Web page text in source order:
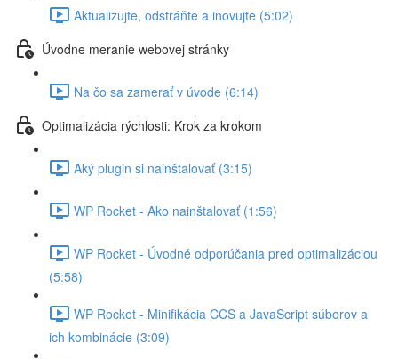
Aktualizujte, odstráňte a inovujte (5:02)
Úvodne meranie webovej stránky
Na čo sa zamerať v úvode (6:14)
Optimalizácia rýchlosti: Krok za krokom
Aký plugin si nainštalovať (3:15)
WP Rocket - Ako nainštalovať (1:56)
WP Rocket - Úvodné odporúčania pred optimalizáciou
(5:58)
WP Rocket - Minifikácia CCS a JavaScript súborov a
ich kombinácie (3:09)